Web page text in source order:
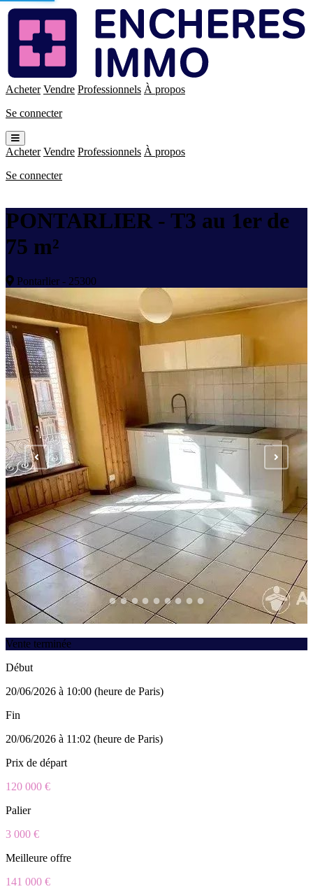
Enchères
Immo
Acheter Vendre Professionnels À propos
Se connecter
Ouvrir
le
menu
Acheter Vendre Professionnels À propos
Se connecter
PONTARLIER - T3 au 1er de
75 m²
Pontarlier - 25300
Vente terminée
Début
20/06/2026 à 10:00 (heure de Paris)
Fin
20/06/2026 à 11:02 (heure de Paris)
Prix de départ
120 000 €
Palier
3 000 €
Meilleure offre
141 000 €